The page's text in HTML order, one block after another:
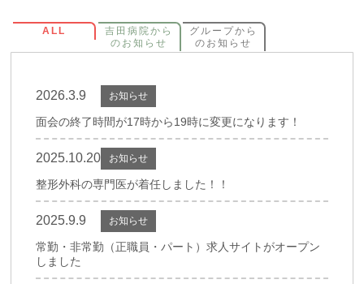
ALL
吉田病院から
のお知らせ
グループから
のお知らせ
2026.3.9 お知らせ
面会の終了時間が17時から19時に変更になります！
2025.10.20 お知らせ
整形外科の専門医が着任しました！！
2025.9.9 お知らせ
常勤・非常勤（正職員・パート）求人サイトがオープン
しました